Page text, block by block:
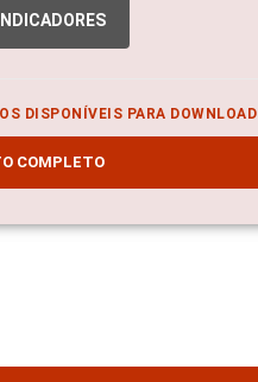
INDICADORES
DISPONÍVEIS PARA DOWNLOAD
COMPLETO